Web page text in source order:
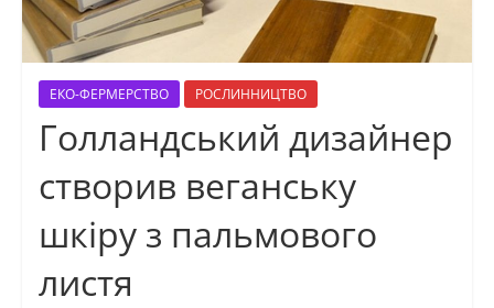
ЕКО-ФЕРМЕРСТВО РОСЛИННИЦТВО
Голландський дизайнер
створив веганську
шкіру з пальмового
листя